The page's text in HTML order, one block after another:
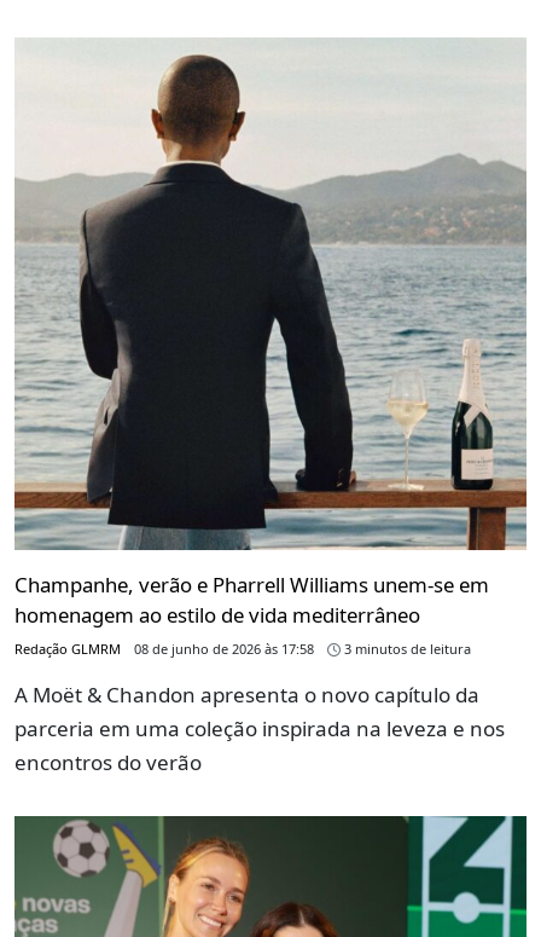
Champanhe, verão e Pharrell Williams unem-se em
homenagem ao estilo de vida mediterrâneo
Redação GLMRM 08 de junho de 2026 às 17:58 3 minutos de leitura
A Moët & Chandon apresenta o novo capítulo da
parceria em uma coleção inspirada na leveza e nos
encontros do verão